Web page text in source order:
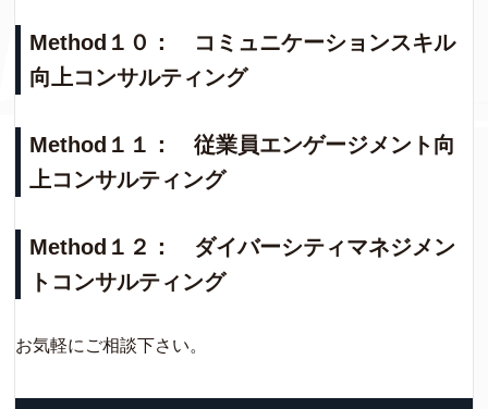
Method１０： コミュニケーションスキル
向上コンサルティング
Method１１： 従業員エンゲージメント向
上コンサルティング
Method１２： ダイバーシティマネジメン
トコンサルティング
お気軽にご相談下さい。